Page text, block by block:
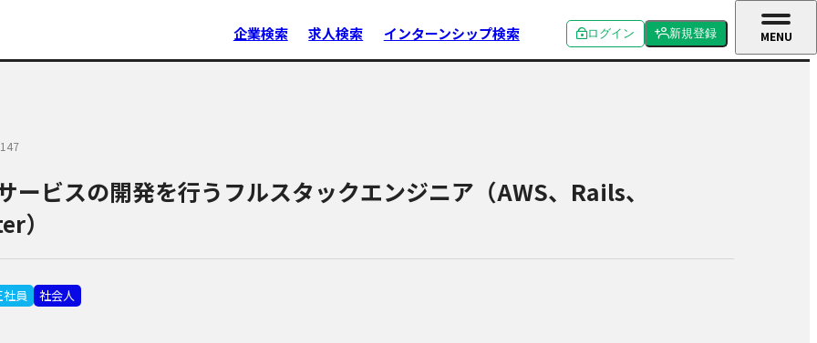
企業検索 求人検索 インターンシップ検索 ログイン 新規登録
ービスの開発を行うフルスタックエンジニア（AWS、Rails、
）
社員 社会人
MENU